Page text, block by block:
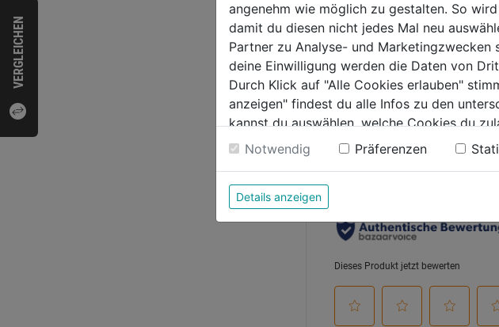
VERGLEICHEN
0.0 (0)
0.0
von
5
Sternen.
13,99€
5
angenehm wie möglich zu gestalten. So
damit du diesen nicht jedes Mal neu
Partner zu Analyse- und
deine Einwilligung werden die Daten von
Durch Klick auf "Alle Cookies erlauben"
anzeigen" findest du alle Infos zu den
kannst du auswählen, welche Cookies du
Weitere Informationen findest du in unserer
Notwendig Präferenzen
Details anzeigen